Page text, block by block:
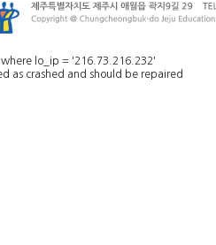
lo_ip = '216.73.216.232'
as crashed and should be repaired